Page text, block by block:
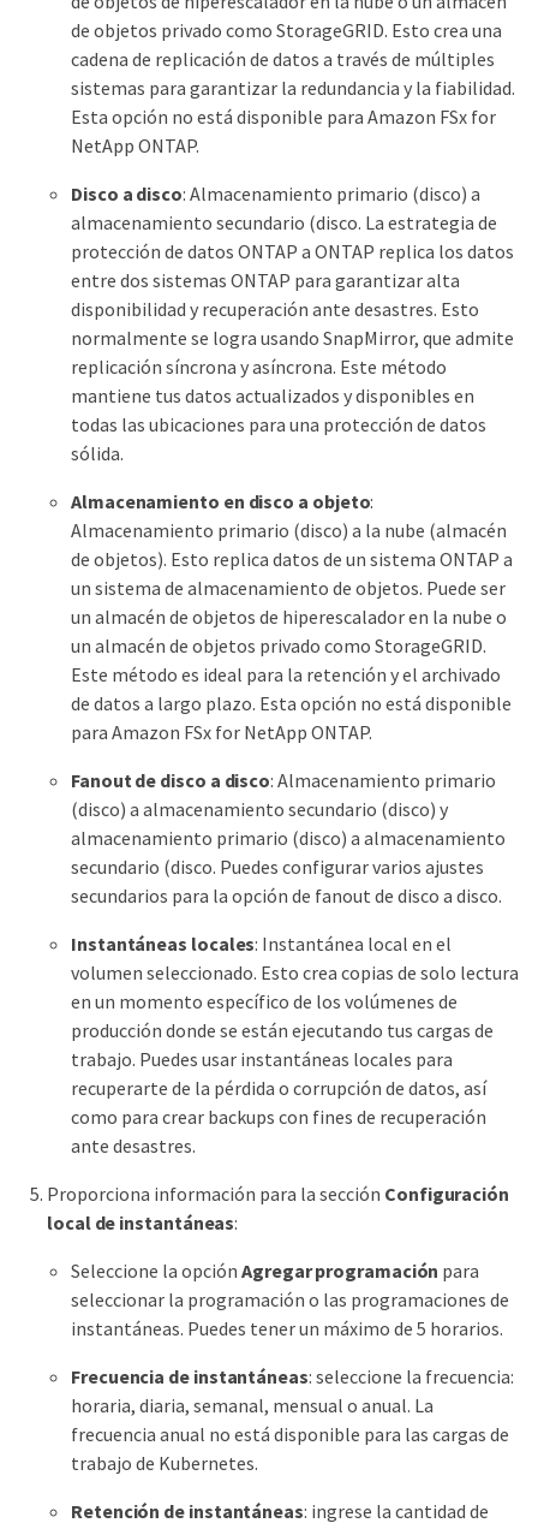
de objetos privado como StorageGRID. Esto crea una
cadena de replicación de datos a través de múltiples
sistemas para garantizar la redundancia y la fiabilidad.
Esta opción no está disponible para Amazon FSx for
NetApp ONTAP.
Disco a disco: Almacenamiento primario (disco) a
almacenamiento secundario (disco. La estrategia de
protección de datos ONTAP a ONTAP replica los datos
entre dos sistemas ONTAP para garantizar alta
disponibilidad y recuperación ante desastres. Esto
normalmente se logra usando SnapMirror, que admite
replicación síncrona y asíncrona. Este método
mantiene tus datos actualizados y disponibles en
todas las ubicaciones para una protección de datos
sólida.
Almacenamiento en disco a objeto:
Almacenamiento primario (disco) a la nube (almacén
de objetos). Esto replica datos de un sistema ONTAP a
un sistema de almacenamiento de objetos. Puede ser
un almacén de objetos de hiperescalador en la nube o
un almacén de objetos privado como StorageGRID.
Este método es ideal para la retención y el archivado
de datos a largo plazo. Esta opción no está disponible
para Amazon FSx for NetApp ONTAP.
Fanout de disco a disco: Almacenamiento primario
(disco) a almacenamiento secundario (disco) y
almacenamiento primario (disco) a almacenamiento
secundario (disco. Puedes configurar varios ajustes
secundarios para la opción de fanout de disco a disco.
Instantáneas locales: Instantánea local en el
volumen seleccionado. Esto crea copias de solo lectura
en un momento específico de los volúmenes de
producción donde se están ejecutando tus cargas de
trabajo. Puedes usar instantáneas locales para
recuperarte de la pérdida o corrupción de datos, así
como para crear backups con fines de recuperación
ante desastres.
Proporciona información para la sección Configuración
local de instantáneas:
Seleccione la opción Agregar programación para
seleccionar la programación o las programaciones de
instantáneas. Puedes tener un máximo de 5 horarios.
Frecuencia de instantáneas: seleccione la frecuencia:
horaria, diaria, semanal, mensual o anual. La
frecuencia anual no está disponible para las cargas de
trabajo de Kubernetes.
Retención de instantáneas: ingrese la cantidad de